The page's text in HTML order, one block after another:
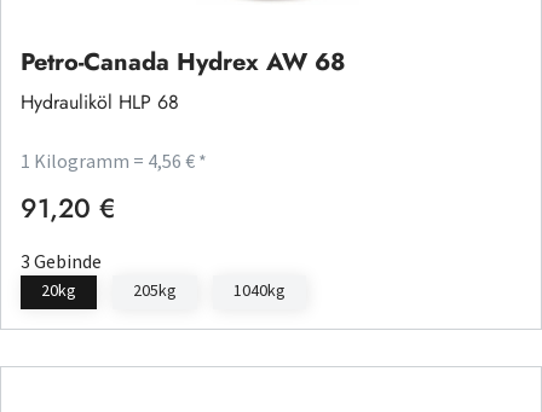
Petro-Canada Hydrex AW 68
Hydrauliköl HLP 68
1 Kilogramm = 4,56 € *
Regulärer Preis:
91,20 €
3 Gebinde
20kg 205kg 1040kg